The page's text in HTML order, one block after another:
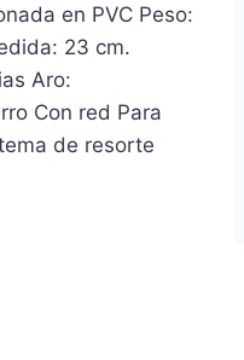
en PVC Peso:
23 cm.
Aro:
Con red Para
de resorte